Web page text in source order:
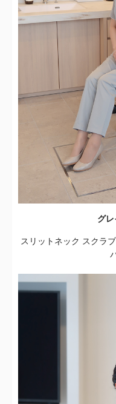
グ
スリットネック スクラ